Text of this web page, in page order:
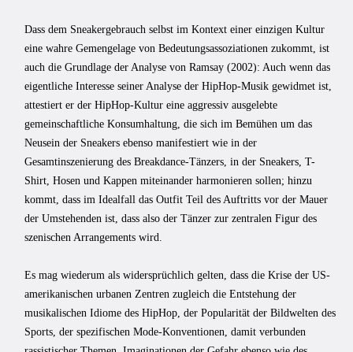
Dass dem Sneakergebrauch selbst im Kontext einer einzigen Kultur
eine wahre Gemengelage von Bedeutungsassoziationen zukommt, ist
auch die Grundlage der Analyse von Ramsay (2002): Auch wenn das
eigentliche Interesse seiner Analyse der HipHop-Musik gewidmet ist,
attestiert er der HipHop-Kultur eine aggressiv ausgelebte
gemeinschaftliche Konsumhaltung, die sich im Bemühen um das
Neusein der Sneakers ebenso manifestiert wie in der
Gesamtinszenierung des Breakdance-Tänzers, in der Sneakers, T-
Shirt, Hosen und Kappen miteinander harmonieren sollen; hinzu
kommt, dass im Idealfall das Outfit Teil des Auftritts vor der Mauer
der Umstehenden ist, dass also der Tänzer zur zentralen Figur des
szenischen Arrangements wird.
Es mag wiederum als widersprüchlich gelten, dass die Krise der US-
amerikanischen urbanen Zentren zugleich die Entstehung der
musikalischen Idiome des HipHop, der Popularität der Bildwelten des
Sports, der spezifischen Mode-Konventionen, damit verbunden